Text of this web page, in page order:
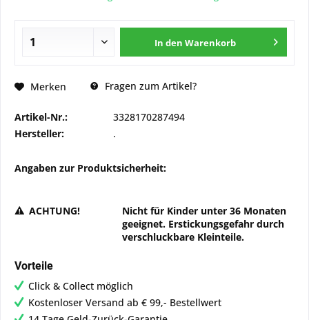
In den Warenkorb
Merken Fragen zum Artikel?
Artikel-Nr.:
3328170287494
Hersteller:
.
Angaben zur Produktsicherheit:
ACHTUNG!
Nicht für Kinder unter 36 Monaten
geeignet. Erstickungsgefahr durch
verschluckbare Kleinteile.
Vorteile
Click & Collect möglich
Kostenloser Versand ab € 99,- Bestellwert